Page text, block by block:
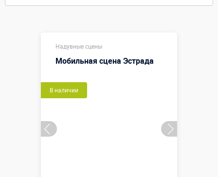
Надувные сцены
Мобильная сцена Эстрада
В наличии